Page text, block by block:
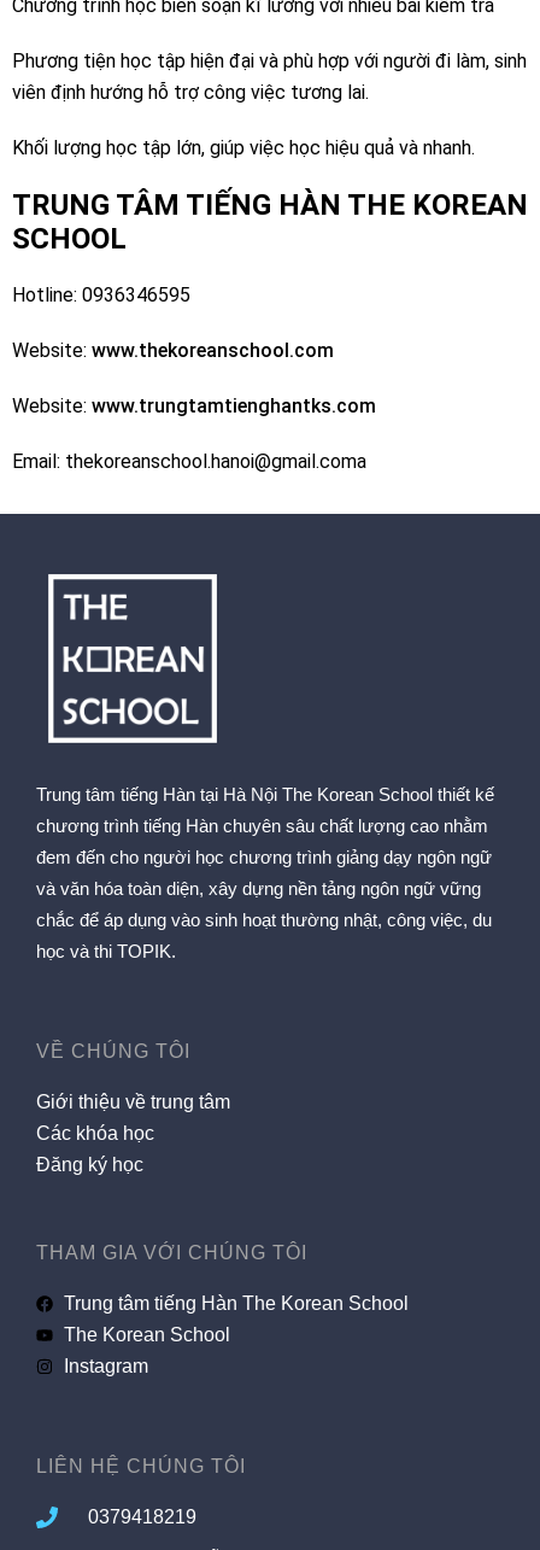
Chương trình học biên soạn kĩ lưỡng với nhiều bài kiểm tra
Phương tiện học tập hiện đại và phù hợp với người đi làm, sinh
viên định hướng hỗ trợ công việc tương lai.
Khối lượng học tập lớn, giúp việc học hiệu quả và nhanh.
TRUNG TÂM TIẾNG HÀN THE KOREAN
SCHOOL
Hotline: 0936346595
Website: www.thekoreanschool.com
Website: www.trungtamtienghantks.com
Email: thekoreanschool.hanoi@gmail.coma
Trung tâm tiếng Hàn tại Hà Nội The Korean School thiết kế
chương trình tiếng Hàn chuyên sâu chất lượng cao nhằm
đem đến cho người học chương trình giảng dạy ngôn ngữ
và văn hóa toàn diện, xây dựng nền tảng ngôn ngữ vững
chắc để áp dụng vào sinh hoạt thường nhật, công việc, du
học và thi TOPIK.
VỀ CHÚNG TÔI
Giới thiệu về trung tâm
Các khóa học
Đăng ký học
THAM GIA VỚI CHÚNG TÔI
Trung tâm tiếng Hàn The Korean School
The Korean School
Instagram
LIÊN HỆ CHÚNG TÔI
0379418219